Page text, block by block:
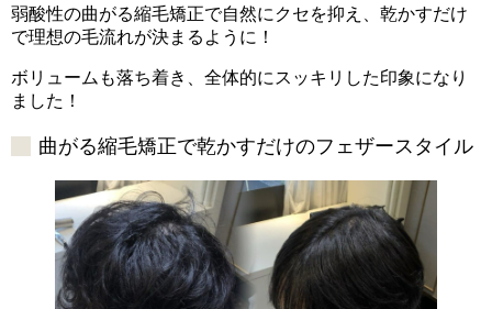
弱酸性の曲がる縮毛矯正で自然にクセを抑え、乾かすだけ
で理想の毛流れが決まるように！
ボリュームも落ち着き、全体的にスッキリした印象になり
ました！
曲がる縮毛矯正で乾かすだけのフェザースタイル